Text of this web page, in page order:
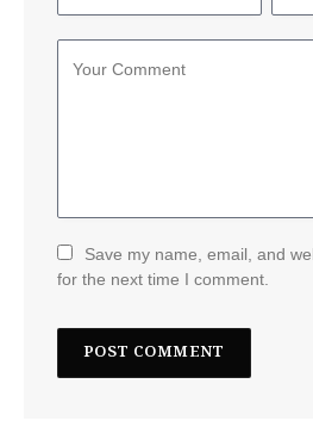
Save my name, email, and
for the next time I comment.